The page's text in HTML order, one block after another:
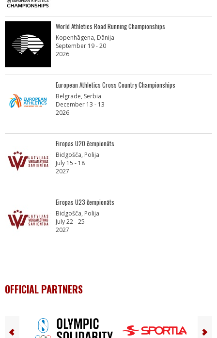
World Athletics Road Running Championships
Kopenhāgena, Dānija
September 19 - 20
2026
European Athletics Cross Country Championships
Belgrade, Serbia
December 13 - 13
2026
Eiropas U20 čempionāts
Bidgošča, Polija
July 15 - 18
2027
Eiropas U23 čempionāts
Bidgošča, Polija
July 22 - 25
2027
OFFICIAL PARTNERS